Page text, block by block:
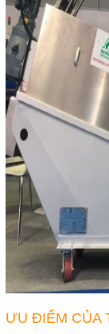
ƯU ĐIỂM CỦA